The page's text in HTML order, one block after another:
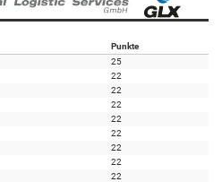
Punkte
25
22
22
22
22
22
22
22
22